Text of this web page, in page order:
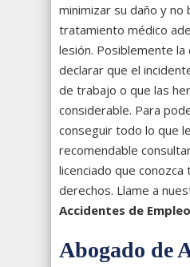
minimizar su daño y no
tratamiento médico
lesión. Posiblemente la
declarar que el
de trabajo o que las
considerable. Para
conseguir todo lo que
recomendable
licenciado que conozca
derechos. Llame a
Accidentes de
Abogado de